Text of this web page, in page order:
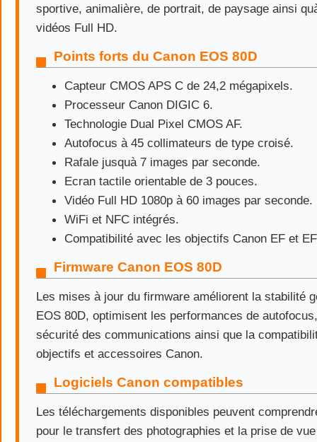
sportive, animalière, de portrait, de paysage ainsi
vidéos Full HD.
Points forts du Canon EOS 80D
Capteur CMOS APS C de 24,2 mégapixels.
Processeur Canon DIGIC 6.
Technologie Dual Pixel CMOS AF.
Autofocus à 45 collimateurs de type croisé.
Rafale jusquà 7 images par seconde.
Ecran tactile orientable de 3 pouces.
Vidéo Full HD 1080p à 60 images par seconde.
WiFi et NFC intégrés.
Compatibilité avec les objectifs Canon EF et
Firmware Canon EOS 80D
Les mises à jour du firmware améliorent la stabilité
EOS 80D, optimisent les performances de
sécurité des communications ainsi que la
objectifs et accessoires Canon.
Logiciels Canon compatibles
Les téléchargements disponibles peuvent
pour le transfert des photographies et la prise de